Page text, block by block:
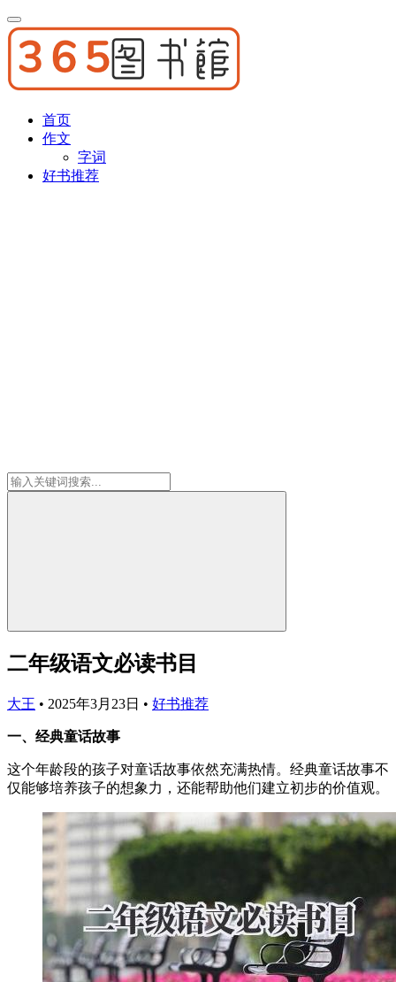
首页
作文
字词
好书推荐
二年级语文必读书目
大王 • 2025年3月23日 • 好书推荐
一、经典童话故事
这个年龄段的孩子对童话故事依然充满热情。经典童话故事不
仅能够培养孩子的想象力，还能帮助他们建立初步的价值观。